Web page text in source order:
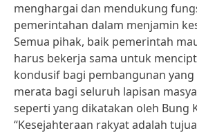
menghargai dan mendukung
pemerintahan dalam menjamin
Semua pihak, baik pemerintah
harus bekerja sama untuk
kondusif bagi pembangunan
merata bagi seluruh lapisan
seperti yang dikatakan oleh Bung
“Kesejahteraan rakyat adalah